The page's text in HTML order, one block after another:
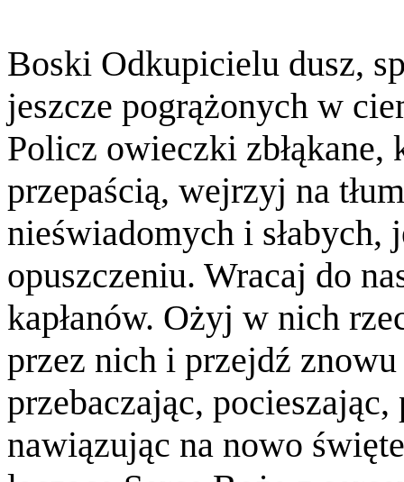
Boski Odkupicielu dusz,
jeszcze pogrążonych w
Policz owieczki zbłąkane,
przepaścią, wejrzyj na
nieświadomych i słabych,
opuszczeniu. Wracaj do
kapłanów. Ożyj w nich
przez nich i przejdź
przebaczając,
nawiązując na nowo